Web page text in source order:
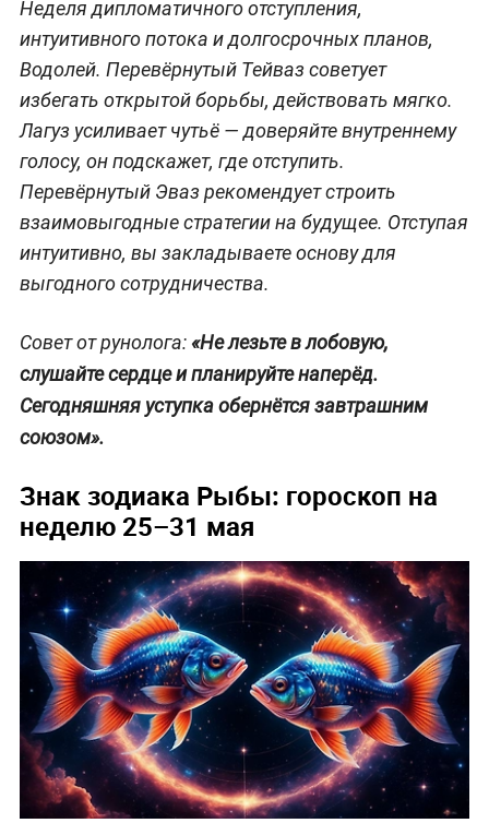
Неделя дипломатичного отступления,
интуитивного потока и долгосрочных планов,
Водолей. Перевёрнутый Тейваз советует
избегать открытой борьбы, действовать мягко.
Лагуз усиливает чутьё — доверяйте внутреннему
голосу, он подскажет, где отступить.
Перевёрнутый Эваз рекомендует строить
взаимовыгодные стратегии на будущее. Отступая
интуитивно, вы закладываете основу для
выгодного сотрудничества.
Совет от рунолога:«Не лезьте в лобовую,
слушайте сердце и планируйте наперёд.
Сегодняшняя уступка обернётся завтрашним
союзом».
Знак зодиака Рыбы: гороскоп на
неделю 25–31 мая